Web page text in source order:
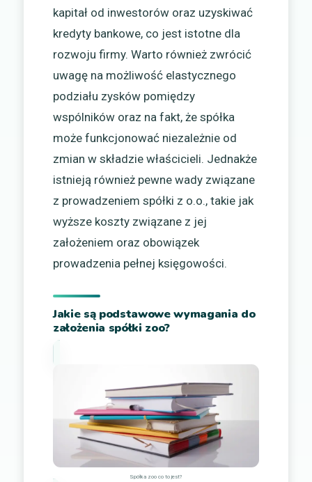
kapitał od inwestorów oraz uzyskiwać
kredyty bankowe, co jest istotne dla
rozwoju firmy. Warto również zwrócić
uwagę na możliwość elastycznego
podziału zysków pomiędzy
wspólników oraz na fakt, że spółka
może funkcjonować niezależnie od
zmian w składzie właścicieli. Jednakże
istnieją również pewne wady związane
z prowadzeniem spółki z o.o., takie jak
wyższe koszty związane z jej
założeniem oraz obowiązek
prowadzenia pełnej księgowości.
Jakie są podstawowe wymagania do
założenia spółki zoo?
Spółka zoo co to jest?